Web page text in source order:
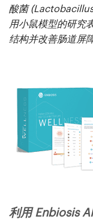
酸菌
用小鼠模型的研究
结构并改善肠道屏
利用 Enbiosis